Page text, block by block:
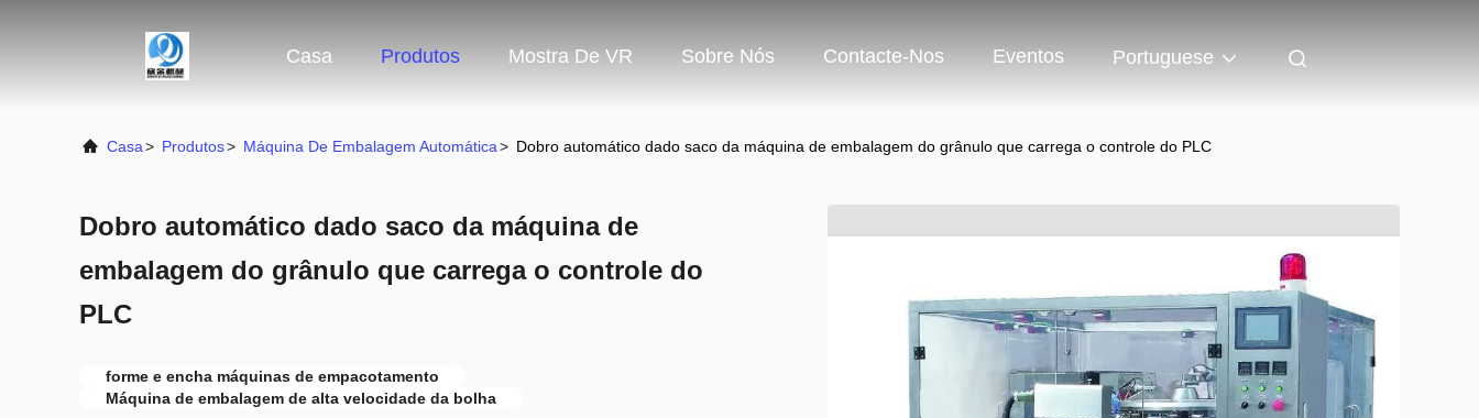
Casa Produtos Mostra De VR Sobre Nós Contacte-Nos Eventos Portuguese
Casa> Produtos> Máquina De Embalagem Automática> Dobro automático dado saco da máquina de embalagem do grânulo que carrega o controle do PLC
Dobro automático dado saco da máquina de
embalagem do grânulo que carrega o controle do
PLC
forme e encha máquinas de empacotamento
Máquina de embalagem de alta velocidade da bolha